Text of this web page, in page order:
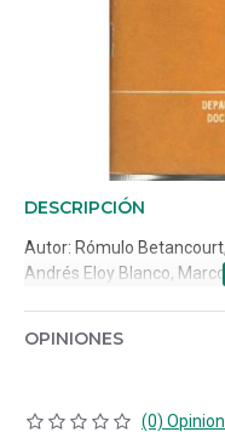
DESCRIPCIÓN
Autor: Rómulo
Andrés Eloy Blanco,
OPINIONES
(0)